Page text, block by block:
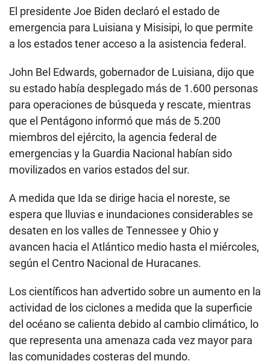
El presidente Joe Biden declaró el estado de
emergencia para Luisiana y Misisipi, lo que permite
a los estados tener acceso a la asistencia federal.
John Bel Edwards, gobernador de Luisiana, dijo que
su estado había desplegado más de 1.600 personas
para operaciones de búsqueda y rescate, mientras
que el Pentágono informó que más de 5.200
miembros del ejército, la agencia federal de
emergencias y la Guardia Nacional habían sido
movilizados en varios estados del sur.
A medida que Ida se dirige hacia el noreste, se
espera que lluvias e inundaciones considerables se
desaten en los valles de Tennessee y Ohio y
avancen hacia el Atlántico medio hasta el miércoles,
según el Centro Nacional de Huracanes.
Los científicos han advertido sobre un aumento en la
actividad de los ciclones a medida que la superficie
del océano se calienta debido al cambio climático, lo
que representa una amenaza cada vez mayor para
las comunidades costeras del mundo.